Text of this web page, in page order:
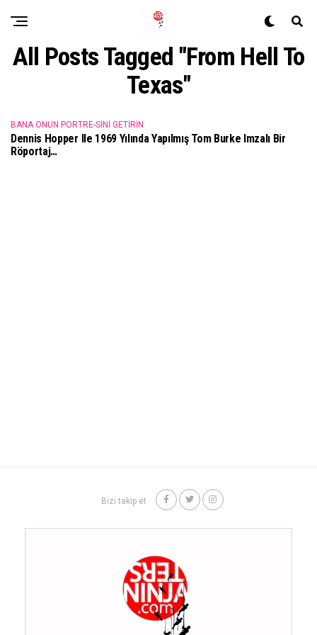
All Posts Tagged "From Hell To
Texas"
BANA ONUN PORTRE-SINI GETIRIN
Dennis Hopper Ile 1969 Yılında Yapılmış Tom Burke Imzalı Bir
Röportaj…
Bizi takip et